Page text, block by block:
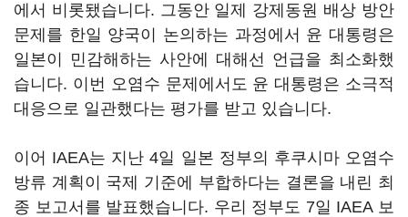
에서 비롯됐습니다. 그동안 일제 강제동원 배상 방안
문제를 한일 양국이 논의하는 과정에서 윤 대통령은
일본이 민감해하는 사안에 대해선 언급을 최소화했
습니다. 이번 오염수 문제에서도 윤 대통령은 소극적
대응으로 일관했다는 평가를 받고 있습니다.
이어 IAEA는 지난 4일 일본 정부의 후쿠시마 오염수
방류 계획이 국제 기준에 부합하다는 결론을 내린 최
종 보고서를 발표했습니다. 우리 정부도 7일 IAEA 보